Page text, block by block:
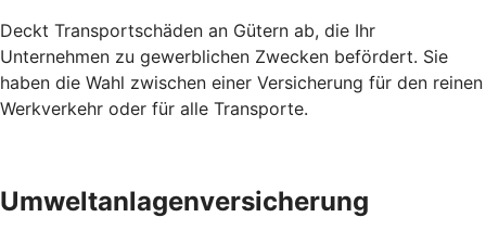
Deckt Transportschäden an Gütern ab, die Ihr
Unternehmen zu gewerblichen Zwecken befördert. Sie
haben die Wahl zwischen einer Versicherung für den reinen
Werkverkehr oder für alle Transporte.
Umweltanlagenversicherung